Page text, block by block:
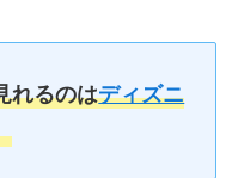
れるのはディズニ